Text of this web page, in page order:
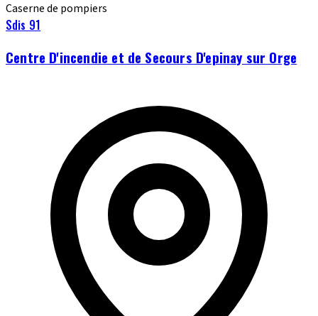
Caserne de pompiers
Sdis 91
Centre D'incendie et de Secours D'epinay sur Orge